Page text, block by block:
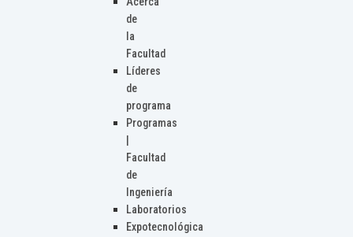
de
la
Facultad
Líderes
de
programa
Programas
Facultad
de
Ingeniería
Laboratorios
Expotecnológica